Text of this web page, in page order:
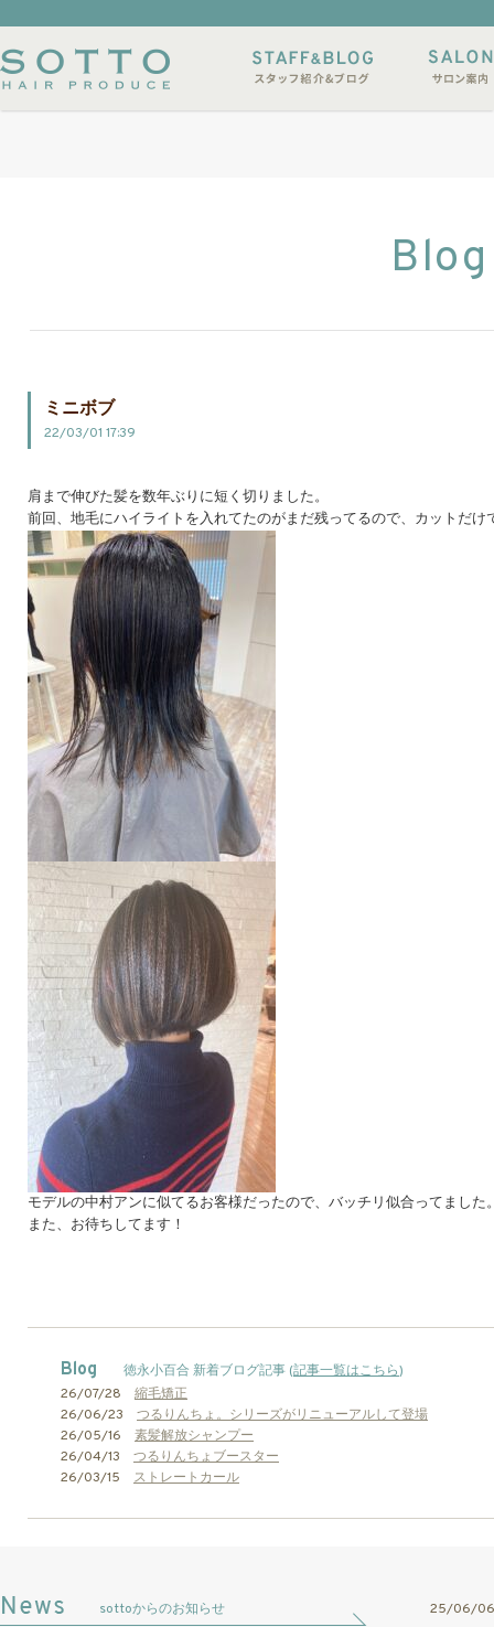
ルサンプル 店休日
Blog
ミニボブ
22/03/01 17:39
肩まで伸びた髪を数年ぶりに短く切りました。
前回、地毛にハイライトを入れてたのがまだ残ってるので、カットだ
モデルの中村アンに似てるお客様だったので、バッチリ似合ってました
また、お待ちしてます！
Blog 徳永小百合 新着ブログ記事 (記事一覧はこちら)
26/07/28 縮毛矯正
26/06/23 つるりんちょ。シリーズがリニューアルして登場
26/05/16 素髪解放シャンプー
26/04/13 つるりんちょブースター
26/03/15 ストレートカール
sottoからのお知らせ
25/06/